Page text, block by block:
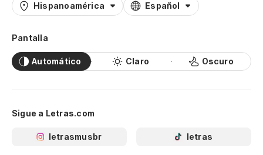
Hispanoamérica Español
Pantalla
Automático Claro Oscuro
Sigue a Letras.com
letrasmusbr letras